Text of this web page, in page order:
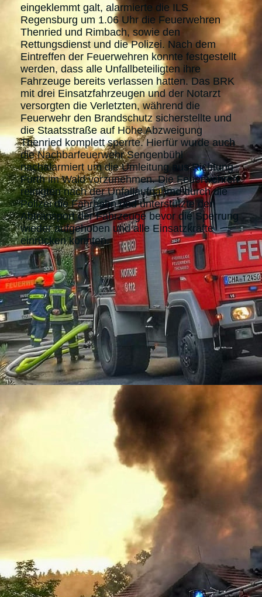
eingeklemmt galt, alarmierte die ILS
Regensburg um 1.06 Uhr die Feuerwehren
Thenried und Rimbach, sowie den
Rettungsdienst und die Polizei. Nach dem
Eintreffen der Feuerwehren konnte festgestellt
werden, dass alle Unfallbeteiligten ihre
Fahrzeuge bereits verlassen hatten. Das BRK
mit drei Einsatzfahrzeugen und der Notarzt
versorgten die Verletzten, während die
Feuerwehr den Brandschutz sicherstellte und
die Staatsstraße auf Höhe Abzweigung
Thenried komplett sperrte. Hierfür wurde auch
die Nachbarfeuerwehr Sengenbühl
nachalarmiert um die Umleitung aus Richtung
Furth im Wald vorzunehmen. Die Feuerwehren
reinigten nach der Unfallaufnahme durch die
Polizei die Fahrbahn und unterstützte den
Abtransport der Fahrzeuge bevor die Sperrung
wieder aufgehoben und alle Einsatzkräfte
einrücken konnten.